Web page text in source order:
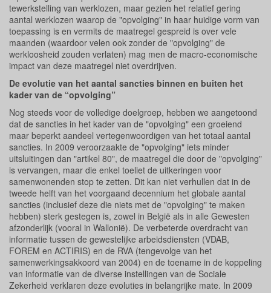
tewerkstelling van werklozen, maar gezien het relatief gering
aantal werklozen waarop de "opvolging" in haar huidige vorm van
toepassing is en vermits de maatregel gespreid is over vele
maanden (waardoor velen ook zonder de "opvolging" de
werkloosheid zouden verlaten) mag men de macro-economische
impact van deze maatregel niet overdrijven.
De evolutie van het aantal sancties binnen en buiten het
kader van de “opvolging”
Nog steeds voor de volledige doelgroep, hebben we aangetoond
dat de sancties in het kader van de "opvolging" een groeiend
maar beperkt aandeel vertegenwoordigen van het totaal aantal
sancties. In 2009 veroorzaakte de "opvolging" iets minder
uitsluitingen dan "artikel 80", de maatregel die door de "opvolging"
is vervangen, maar die enkel toeliet de uitkeringen voor
samenwonenden stop te zetten. Dit kan niet verhullen dat in de
tweede helft van het voorgaand decennium het globale aantal
sancties (inclusief deze die niets met de "opvolging" te maken
hebben) sterk gestegen is, zowel in België als in alle Gewesten
afzonderlijk (vooral in Wallonië). De verbeterde overdracht van
informatie tussen de gewestelijke arbeidsdiensten (VDAB,
FOREM en ACTIRIS) en de RVA (tengevolge van het
samenwerkingsakkoord van 2004) en de toename in de koppeling
van informatie van de diverse instellingen van de Sociale
Zekerheid verklaren deze evoluties in belangrijke mate. In 2009